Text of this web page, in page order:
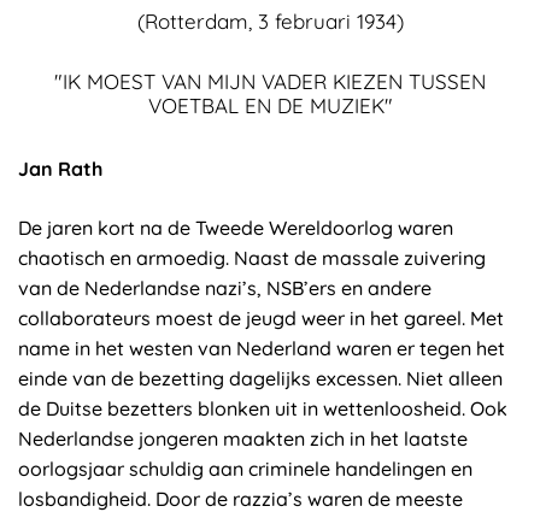
(Rotterdam, 3 februari 1934)
"IK MOEST VAN MIJN VADER KIEZEN TUSSEN
VOETBAL EN DE MUZIEK"
Jan Rath
De jaren kort na de Tweede Wereldoorlog waren
chaotisch en armoedig. Naast de massale zuivering
van de Nederlandse nazi’s, NSB’ers en andere
collaborateurs moest de jeugd weer in het gareel. Met
name in het westen van Nederland waren er tegen het
einde van de bezetting dagelijks excessen. Niet alleen
de Duitse bezetters blonken uit in wettenloosheid. Ook
Nederlandse jongeren maakten zich in het laatste
oorlogsjaar schuldig aan criminele handelingen en
losbandigheid. Door de razzia’s waren de meeste